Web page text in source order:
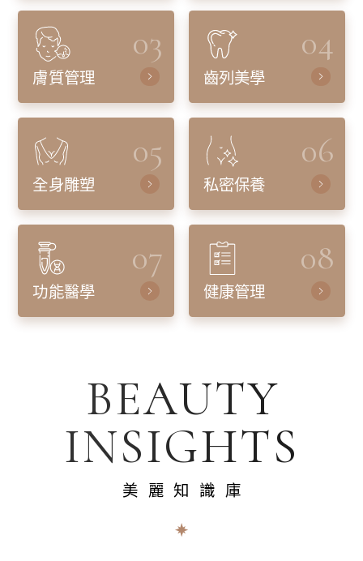
03
膚質管理
04
齒列美學
05
全身雕塑
06
私密保養
07
功能醫學
08
健康管理
BEAUTY
INSIGHTS
美麗知識庫